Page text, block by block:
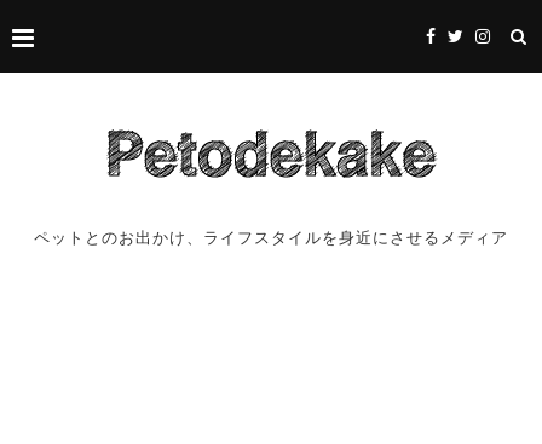
ペットとのお出かけ、ライフスタイルを身近にさせるメディア